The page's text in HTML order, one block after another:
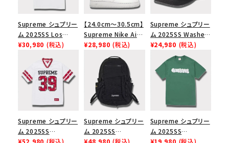
Supreme シュプリー
ム 2025SS Los
Angeles Fire Relief
イヤーリリーフボック
スロゴTシャツ ホワ
イト 白
¥30,980 (税込)
【24.0cm～30.5cm】
Supreme Nike Air
Force 1 Low シュプ
リーム ナイキエアフォ
ース１スニーカー シ
ューズ ホワイト
¥28,980 (税込)
Supreme シュプリー
ム 2025SS Washed
Chino Twill Camp
Cap ウォッシュチノツ
イルキャンプキャップ
ブラック 黒
¥24,980 (税込)
Supreme シュプリー
ム 2025SS
Supreme シュプリー
ム 2025SS
Supreme シュプリー
ム 2025SS